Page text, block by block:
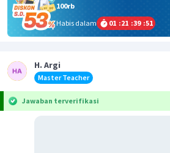
100rb
Habis dalam
01 :21 :39 :51
H. Argi
Master Teacher
Jawaban terverifikasi